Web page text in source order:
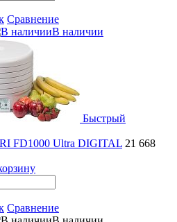
Сравнение
В наличии
Быстрый
FD1000 Ultra DIGITAL 21 668
Сравнение